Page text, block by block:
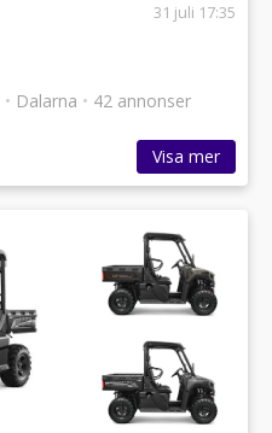
31 juli 17:35
• Dalarna • 42 annonser
Visa mer